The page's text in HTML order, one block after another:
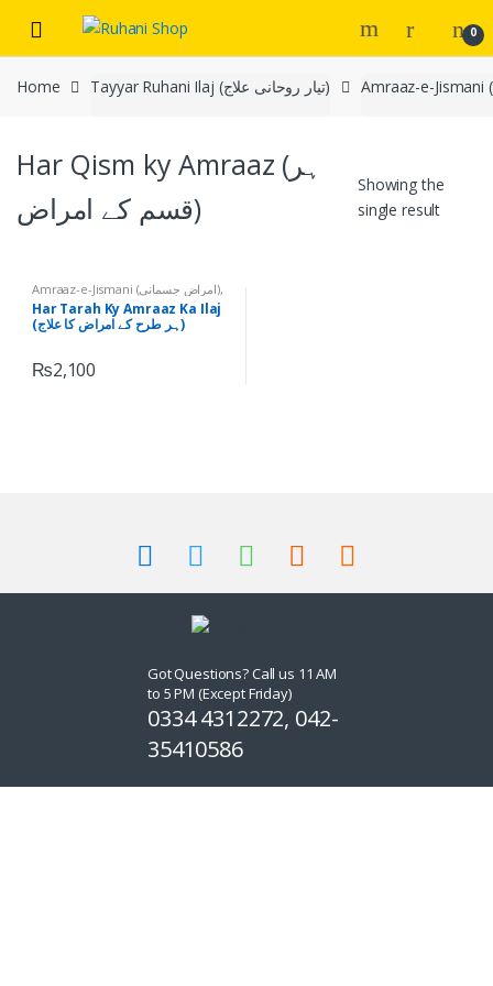
navigation
content
0
Home Tayyar Ruhani Ilaj (تیار روحانی علاج)
Har Qism ky Amraaz (ہر
قسم کے امراض)
Showing the
single result
Amraaz-e-Jismani (امراض جسمانی),
Har Qism ky Amraaz (ہر قسم کے
,Tayyar Ruhani Ilaj (تیار
روحانی علاج)
Har Tarah Ky Amraaz Ka Ilaj
(ہر طرح کے امراض کا علاج)
₨2,100
Got Questions? Call us 11 AM
to 5 PM (Except Friday)
0334 4312272, 042-
35410586